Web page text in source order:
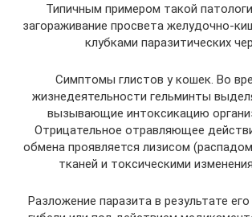
Типичным примером такой
загораживание просвета желудочно-
клубками паразитических
Симптомы глистов у кошек. Во
жизнедеятельности гельминты
вызывающие интоксикацию
Отрицательное отравляющее
обмена проявляется лизисом
тканей и токсическими
Разложение паразита в результате